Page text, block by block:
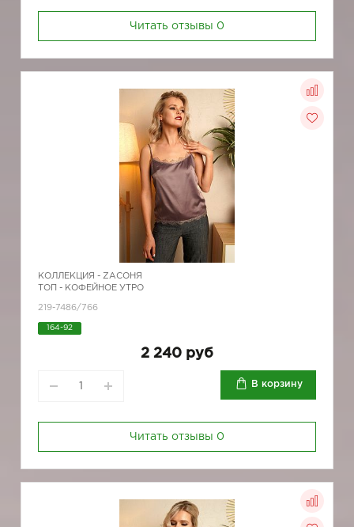
Читать отзывы 0
КОЛЛЕКЦИЯ - ZAСОНЯ
ТОП - КОФЕЙНОЕ УТРО
219-7486/766
164-92
2 240 руб
В корзину
Читать отзывы 0